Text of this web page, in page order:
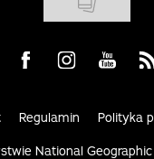
Visit us on Facebook
Visit us onVisit us
Regulamin Polityka
National Geographic